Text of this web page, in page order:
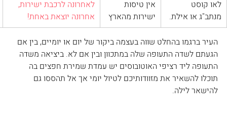
לאו קוסט
מנתב"ג או אילת.
​אין טיסות
ישירות מהארץ
לאחרונה לרכבת ישירות,
אחרונה יוצאת באחת!
העיר ברגמו בהחלט שווה בעצמה ביקור של יום או יומיים, בין אם
הגעתם לשדה התעופה שלה במתכוון ובין אם לא. ביציאה משדה
התעופה ליד רציפי האוטובוסים יש עמדת שמירת חפצים בה
תוכלו להשאיר את מזוודותיכם לטיול יומי אך אל תהססו גם
להישאר לילה.